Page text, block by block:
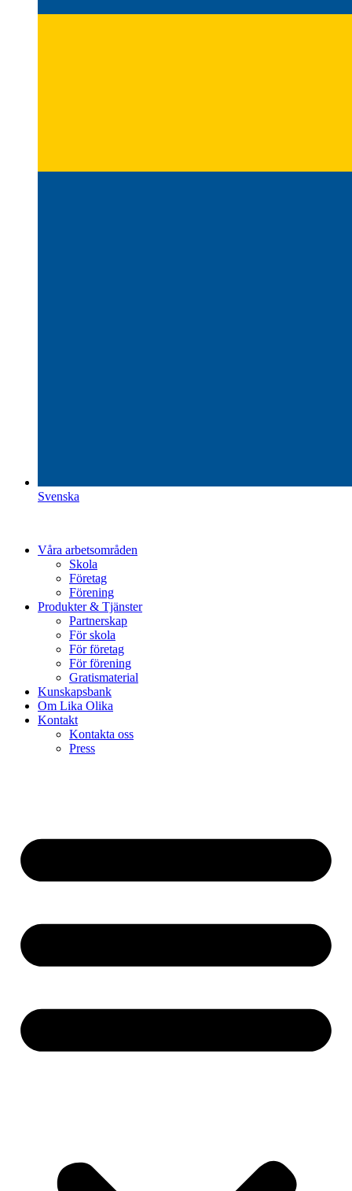
Svenska
Våra arbetsområden
Skola
Företag
Förening
Produkter & Tjänster
Partnerskap
För skola
För företag
För förening
Gratismaterial
Kunskapsbank
Om Lika Olika
Kontakt
Kontakta oss
Press